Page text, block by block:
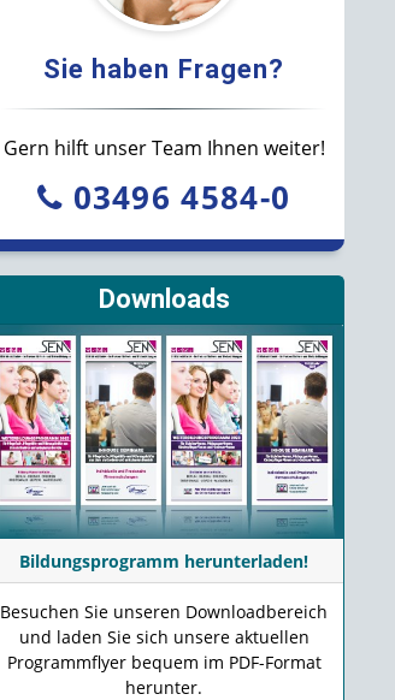
Sie haben Fragen?
Gern hilft unser Team Ihnen weiter!
03496 4584-0
Downloads
Bildungsprogramm herunterladen!
Besuchen Sie unseren Downloadbereich
und laden Sie sich unsere aktuellen
Programmflyer bequem im PDF-Format
herunter.